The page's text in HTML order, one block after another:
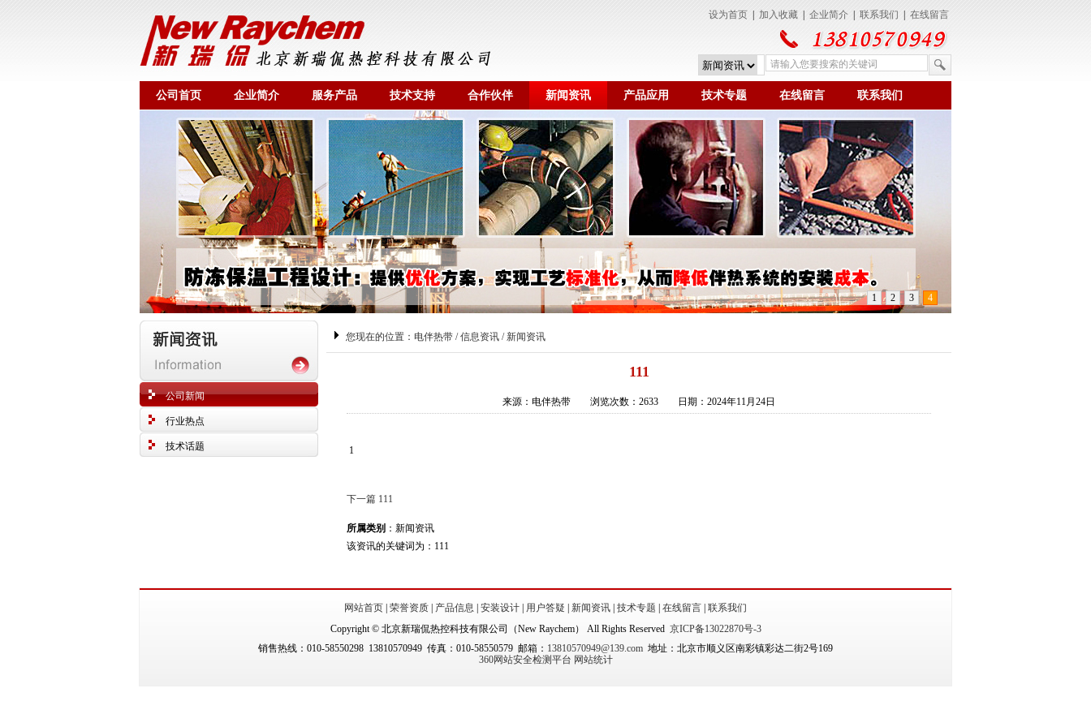
设为首页 加入收藏 企业简介 联系我们 在线留言
公司首页 企业简介 服务产品 技术支持 合作伙伴 新闻资讯 产品应用 技术专题 在线留言 联系我们
1 2 3 4
公司新闻
行业热点
技术话题
您现在的位置： 电伴热带 /信息资讯 / 新闻资讯
111
来源：电伴热带 浏览次数：2633 日期：2024年11月24日
1
下一篇 111
所属类别 ：新闻资讯
该资讯的关键词为：111
网站首页 荣誉资质 产品信息 安装设计 用户答疑 新闻资讯 技术专题 在线留言 联系我们
Copyright © 北京新瑞侃热控科技有限公司（New Raychem） All Rights Reserved 京ICP备13022870号-3
销售热线：010-58550298 13810570949 传真：010-58550579 邮箱： 13810570949@139.com 地址：北京市顺义区南彩镇彩达二街2号169
360网站安全检测平台 网站统计